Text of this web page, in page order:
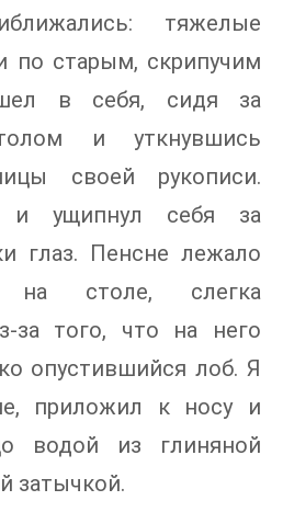
тяжелые
по старым, скрипучим
в себя, сидя за
и уткнувшись
своей рукописи.
и ущипнул себя за
глаз. Пенсне лежало
столе, слегка
за того, что на него
опустившийся лоб. Я
приложил к носу и
водой из глиняной
затычкой.